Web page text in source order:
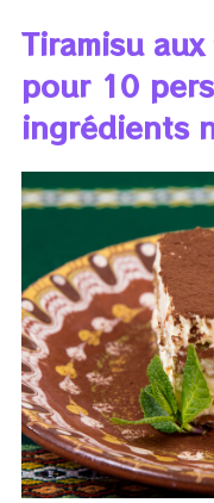
Tiramisu
pour 10
ingrédients